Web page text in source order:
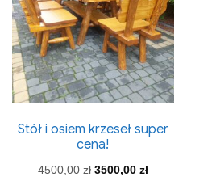
Stół i osiem krzeseł super
cena!
4500,00zł Pierwotna
3500,00 złAktualna